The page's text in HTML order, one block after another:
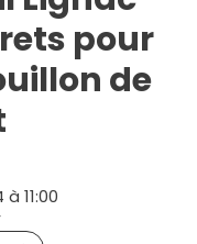
pour
de
11:00